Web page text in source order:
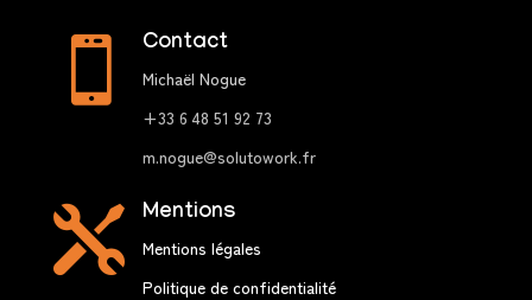
 Contact
Michaël Nogue
+33 6 48 51 92 73
m.nogue@solutowork.fr
 Mentions
Mentions légales
Politique de confidentialité